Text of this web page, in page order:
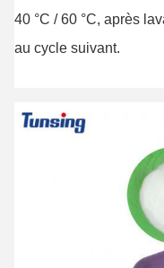
40 °C / 60 °C, après
au cycle suivant.